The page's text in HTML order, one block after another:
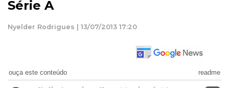
Série A
Nyelder Rodrigues | 13/07/2013 17:20
ouça este conteúdo readme